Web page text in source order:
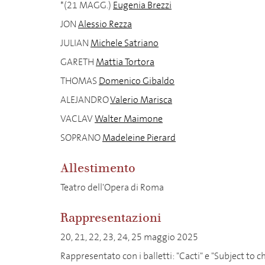
*(21 MAGG.) Eugenia Brezzi
JONAlessio Rezza
JULIAN Michele Satriano
GARETH Mattia Tortora
THOMAS Domenico Gibaldo
ALEJANDROValerio Marisca
VACLAVWalter Maimone
SOPRANOMadeleine Pierard
Allestimento
Teatro dell'Opera di Roma
Rappresentazioni
20, 21, 22, 23, 24, 25 maggio 2025
Rappresentato con i balletti: "Cacti" e "Subject to